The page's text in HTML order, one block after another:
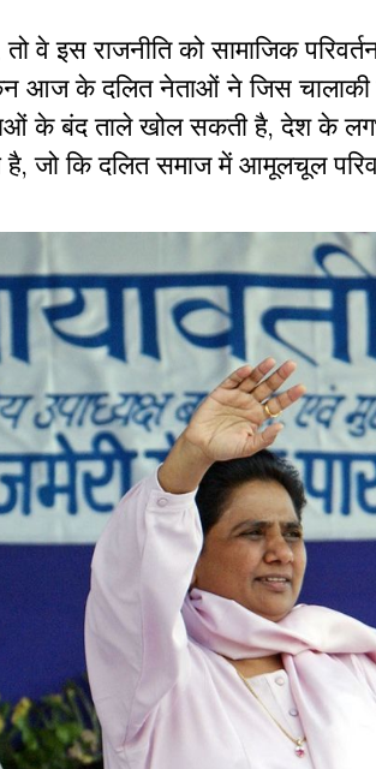
राजनीति को सामाजिक परिवर्तन
आज के दलित नेताओं ने जिस चालाकी
के बंद ताले खोल सकती है, देश के
है, जो कि दलित समाज में आमूलचूल